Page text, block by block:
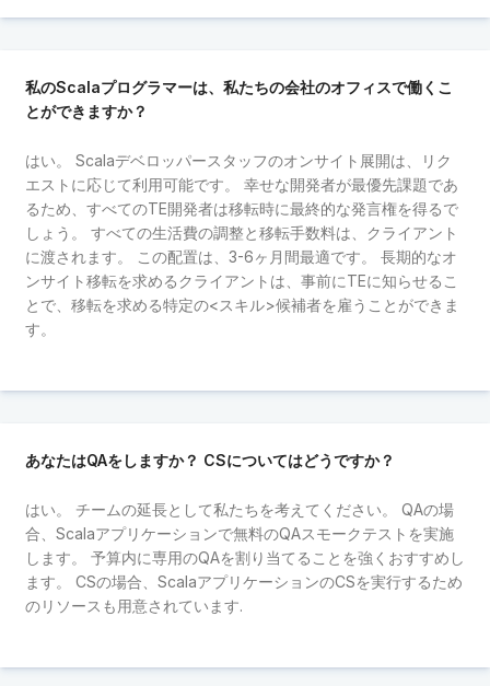
私のScalaプログラマーは、私たちの会社のオフィスで働くこ
とができますか？
はい。 Scalaデベロッパースタッフのオンサイト展開は、リク
エストに応じて利用可能です。 幸せな開発者が最優先課題であ
るため、すべてのTE開発者は移転時に最終的な発言権を得るで
しょう。 すべての生活費の調整と移転手数料は、クライアント
に渡されます。 この配置は、3-6ヶ月間最適です。 長期的なオ
ンサイト移転を求めるクライアントは、事前にTEに知らせるこ
とで、移転を求める特定の<スキル>候補者を雇うことができま
す。
あなたはQAをしますか？ CSについてはどうですか？
はい。 チームの延長として私たちを考えてください。 QAの場
合、Scalaアプリケーションで無料のQAスモークテストを実施
します。 予算内に専用のQAを割り当てることを強くおすすめし
ます。 CSの場合、ScalaアプリケーションのCSを実行するため
のリソースも用意されています.